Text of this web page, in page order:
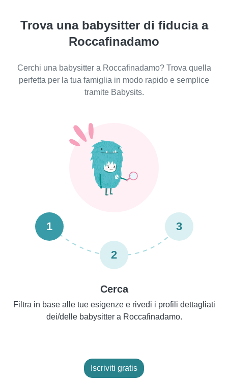
Trova una babysitter di fiducia a
Roccafinadamo
Cerchi una babysitter a Roccafinadamo? Trova quella
perfetta per la tua famiglia in modo rapido e semplice
tramite Babysits.
1
2
3
Cerca
Filtra in base alle tue esigenze e rivedi i profili dettagliati
dei/delle babysitter a Roccafinadamo.
Iscriviti gratis